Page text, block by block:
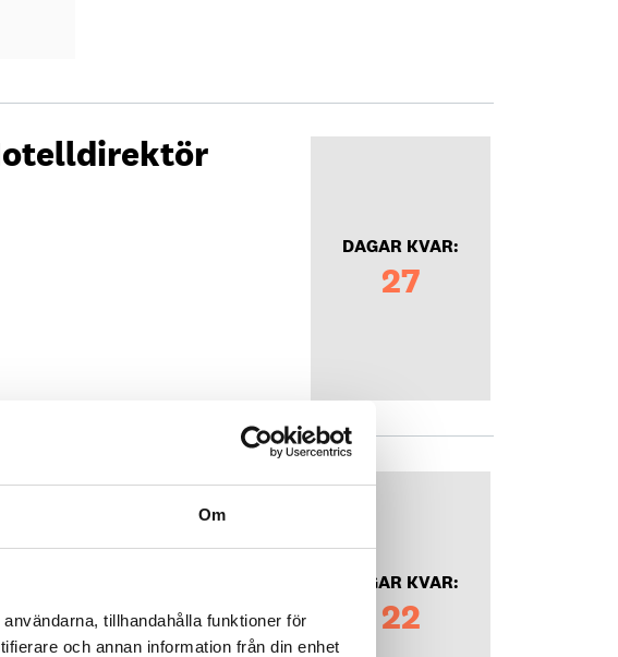
Om
tillhandahålla funktioner för
och annan information från din enhet
DAGAR KVAR:
27
Spa
DAGAR KVAR:
22